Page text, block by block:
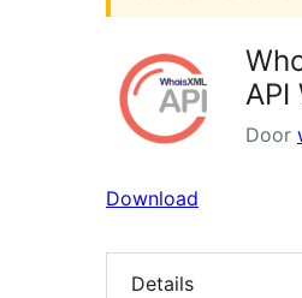
API
Door
Download
Details